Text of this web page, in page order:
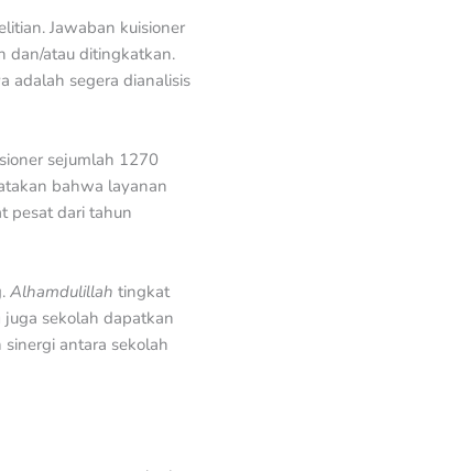
Jawaban kuisioner
dan/atau ditingkatkan.
adalah segera dianalisis
sejumlah 1270
bahwa layanan
pesat dari tahun
Alhamdulillah tingkat
sekolah dapatkan
antara sekolah